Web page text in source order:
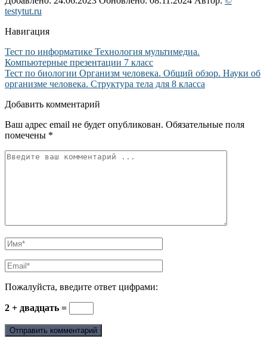
testytut.ru
Навигация
Тест по информатике Технология мультимедиа.
Компьютерные презентации 7 класс
Тест по биологии Организм человека. Общий обзор. Науки об
организме человека. Структура тела для 8 класса
Добавить комментарий
Ваш адрес email не будет опубликован. Обязательные поля
помечены *
Пожалуйста, введите ответ цифрами:
2 + двадцать =